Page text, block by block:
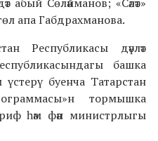
апа Габдрахманова.
Республикасы дәүләт
башка
үстерү буенча Татарстан
тормышка
һәм фән министрлыгы